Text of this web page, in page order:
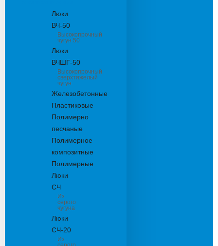
Люки
ВЧ-50
Высокопрочный
чугун 50
Люки
ВЧШГ-50
Высокопрочный
сверхтяжелый
чугун
Железобетонные
Пластиковые
Полимерно
песчаные
Полимерное
композитные
Полимерные
Люки
СЧ
Из
серого
чугуна
Люки
СЧ-20
Из